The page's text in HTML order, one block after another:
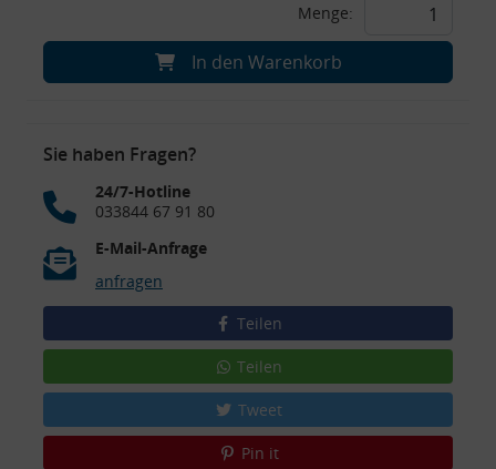
Menge:
In den Warenkorb
Sie haben Fragen?
24/7-Hotline
033844 67 91 80
E-Mail-Anfrage
anfragen
Teilen
Teilen
Tweet
Pin it